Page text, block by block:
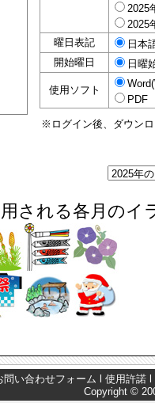
2025
2025
曜日表記
日本
開始曜日
日曜
使用ソフト
PDF
※ログイン後、ダウン
される各月のイ
問い合わせフォーム 使用許諾
Copyright ©